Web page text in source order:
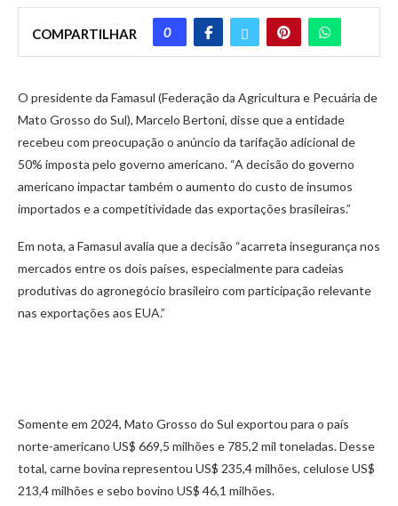
COMPARTILHAR 0
O presidente da Famasul (Federação da Agricultura e Pecuária de
Mato Grosso do Sul), Marcelo Bertoni, disse que a entidade
recebeu com preocupação o anúncio da tarifação adicional de
50% imposta pelo governo americano. “A decisão do governo
americano impactar também o aumento do custo de insumos
importados e a competitividade das exportações brasileiras.”
Em nota, a Famasul avalia que a decisão “acarreta insegurança nos
mercados entre os dois países, especialmente para cadeias
produtivas do agronegócio brasileiro com participação relevante
nas exportações aos EUA.”
Somente em 2024, Mato Grosso do Sul exportou para o país
norte-americano US$ 669,5 milhões e 785,2 mil toneladas. Desse
total, carne bovina representou US$ 235,4 milhões, celulose US$
213,4 milhões e sebo bovino US$ 46,1 milhões.